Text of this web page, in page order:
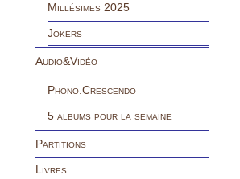
Millésimes 2025
Jokers
Audio&Vidéo
Phono.Crescendo
5 albums pour la semaine
Partitions
Livres